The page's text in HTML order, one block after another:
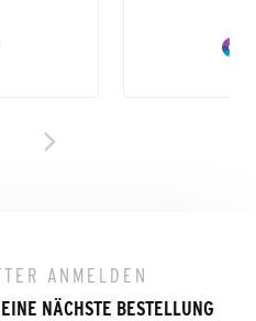
ANMELDEN
NÄCHSTE BESTELLUNG